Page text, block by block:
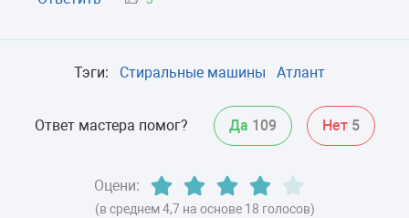
Тэги: Стиральные машины Атлант
Ответ мастера помог? Да 109 Нет 5
Оцени:
(в среднем 4,7 на основе 18 голосов)